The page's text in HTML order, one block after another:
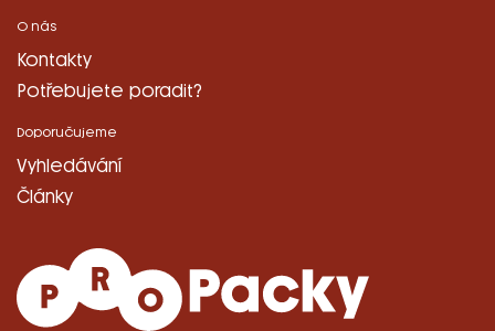
O nás
Kontakty
Potřebujete poradit?
Doporučujeme
Vyhledávání
Články